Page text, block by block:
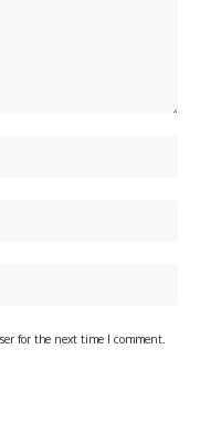
for the next time I comment.